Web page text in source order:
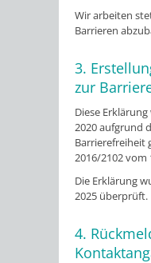
Wir arbeiten
Barrieren
3.
zur
Diese
2020 aufgrund
Barrierefreiheit
2016/2102 vom
Die Erklärung
2025 überprüft.
4.